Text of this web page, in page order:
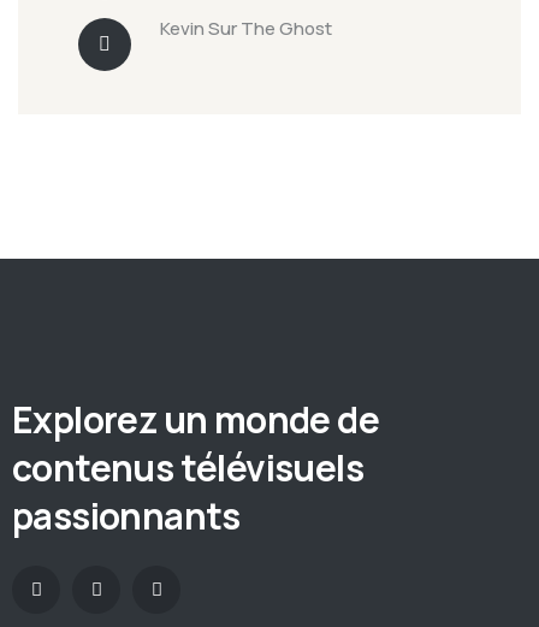
KevinSurThe Ghost
Explorez un monde de
contenus télévisuels
passionnants